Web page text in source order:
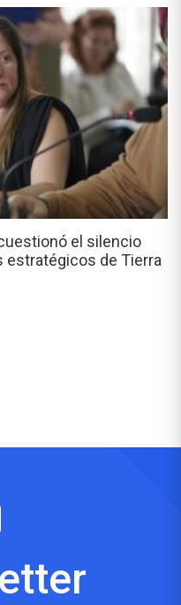
el silencio
estratégicos de Tierra